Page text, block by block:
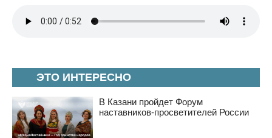
ЭТО ИНТЕРЕСНО
В Казани пройдет Форум
наставников-просветителей России